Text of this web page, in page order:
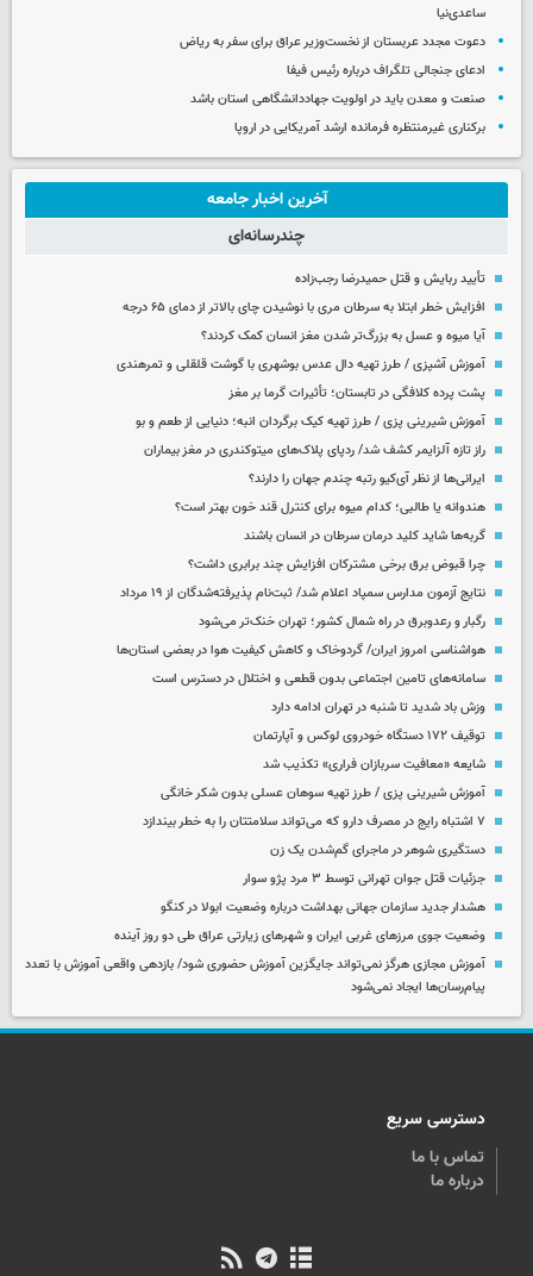
ساعدی‌نیا
دعوت مجدد عربستان از نخست‌وزیر عراق برای سفر به ریاض
ادعای جنجالی تلگراف درباره رئیس فیفا
صنعت و معدن باید در اولویت جهاددانشگاهی استان باشد
برکناری غیرمنتظره فرمانده ارشد آمریکایی در اروپا
آخرین اخبار جامعه
چندرسانه‌ای
تأیید ربایش و قتل حمیدرضا رجب‌زاده
افزایش خطر ابتلا به سرطان مری با نوشیدن چای بالاتر از دمای ۶۵ درجه
آیا میوه و عسل به بزرگ‌تر شدن مغز انسان کمک کردند؟
آموزش آشپزی / طرز تهیه دال عدس بوشهری با گوشت قلقلی و تمرهندی
پشت پرده کلافگی در تابستان؛ تأثیرات گرما بر مغز
آموزش شیرینی پزی / طرز تهیه کیک برگردان انبه؛ دنیایی از طعم و بو
راز تازه آلزایمر کشف شد/ ردپای پلاک‌های میتوکندری در مغز بیماران
ایرانی‌ها از نظر آی‌کیو رتبه چندم جهان را دارند؟
هندوانه یا طالبی؛ کدام‌ میوه برای کنترل قند خون بهتر است؟
گربه‌ها شاید کلید درمان سرطان در انسان باشند
چرا قبوض برق برخی مشترکان افزایش چند برابری داشت؟
نتایج آزمون مدارس سمپاد اعلام شد/ ثبت‌نام پذیرفته‌شدگان از ۱۹ مرداد
رگبار و رعدوبرق در راه شمال کشور؛ تهران خنک‌تر می‌شود
هواشناسی امروز ایران/ گردوخاک و کاهش کیفیت هوا در بعضی استان‌ها
سامانه‌های تامین اجتماعی بدون قطعی و اختلال در دسترس است
وزش باد شدید تا شنبه در تهران ادامه دارد
توقیف ۱۷۲ دستگاه خودروی لوکس و آپارتمان
شایعه «معافیت سربازان فراری» تکذیب شد
آموزش شیرینی پزی / طرز تهیه سوهان عسلی بدون شکر خانگی
۷ اشتباه رایج در مصرف دارو که می‌تواند سلامتتان را به خطر بیندازد
دستگیری شوهر در ماجرای گم‌شدن یک زن
جزئیات قتل جوان تهرانی توسط ۳ مرد پژو سوار
هشدار جدید سازمان جهانی بهداشت درباره وضعیت ابولا در کنگو
وضعیت جوی مرزهای غربی ایران و شهرهای زیارتی عراق طی دو روز آینده
آموزش مجازی هرگز نمی‌تواند جایگزین آموزش حضوری شود/ بازدهی واقعی آموزش با تعدد
پیام‌رسان‌ها ایجاد نمی‌شود
دسترسی سریع
تماس با ما
درباره ما